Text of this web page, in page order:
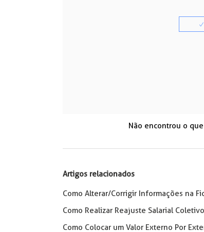
Não encontrou o
Artigos relacionados
Como Alterar/Corrigir Informações na
Como Realizar Reajuste Salarial Coletivo
Como Colocar um Valor Externo Por